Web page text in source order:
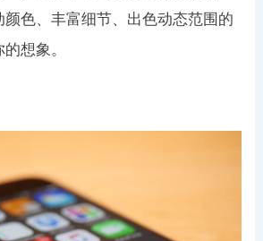
色、丰富细节、出色动态范围的
想象。